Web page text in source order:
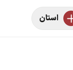
استان